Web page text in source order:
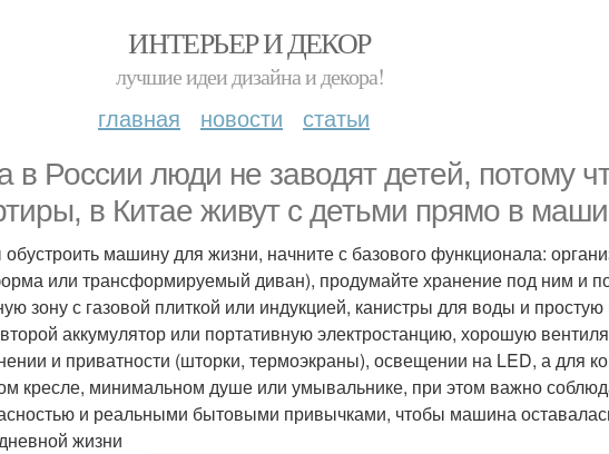
ИНТЕРЬЕР И ДЕКОР
лучшие идеи дизайна и декора!
главная новости статьи
в России люди не заводят детей, потому
в Китае живут с детьми прямо в
машину для жизни, начните с базового функционала:
или трансформируемый диван), продумайте хранение под ним и
зону с газовой плиткой или индукцией, канистры для воды и
аккумулятор или портативную электростанцию, хорошую
и приватности (шторки, термоэкраны), освещении на LED, а для
кресле, минимальном душе или умывальнике, при этом важно
и реальными бытовыми привычками, чтобы машина
жизни